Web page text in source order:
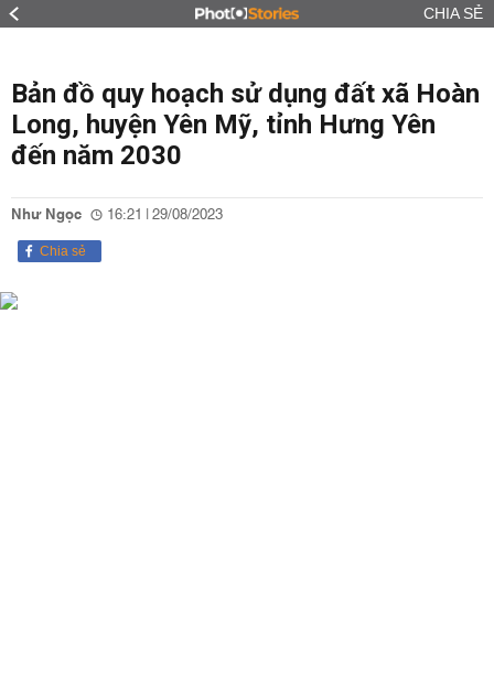
CHIA SẺ
Bản đồ quy hoạch sử dụng đất xã Hoàn
Long, huyện Yên Mỹ, tỉnh Hưng Yên
đến năm 2030
Như Ngọc 16:21 | 29/08/2023
Chia sẻ